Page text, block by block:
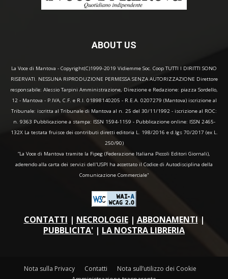
ABOUT US
La Voce di Mantova - Copyright(C)1999-2019 Vidiemme Soc. Coop TUTTI I DIRITTI SONO
RISERVATI. NESSUNA RIPRODUZIONE PERMESSA SENZA AUTORIZZAZIONE Direttore
responsabile: Alessio Tarpini Amministrazione, Direzione e Redazione: piazza Sordello,
12 - Mantova - P.IVA, C.F. e R.I. 01898140205 - R.E.A. 0207279 (Mantova) iscrizione al
Tribunale: iscritta al Tribunale di Mantova al n. 25 del 30/11/1992 - iscrizione al ROC:
n. 9363 Pubblicazione a stampa: ISSN 1594-1159 - Pubblicazione online: ISSN 2465-
132X La testata fruisce dei contributi diretti editoria L. 198/2016 e d.lgs 70/2017 (ex L.
250/90)
“La Voce di Mantova tramite la Fipeg (Federazione Italiana Piccoli Editori Giornali),
aderendo alla carta dei servizi dell'USPI ha accettato il Codice di Autodisciplina della
Comunicazione Commerciale"
CONTATTI | NECROLOGIE| ABBONAMENTI |
PUBBLICITA' | LA NOSTRA LIBRERIA
Nota sulla Privacy Contatti
Nota sull’utilizzo dei Cookie